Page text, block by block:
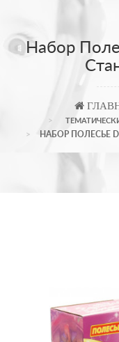
Набор
НАБОР ПОЛЕСЬЕ